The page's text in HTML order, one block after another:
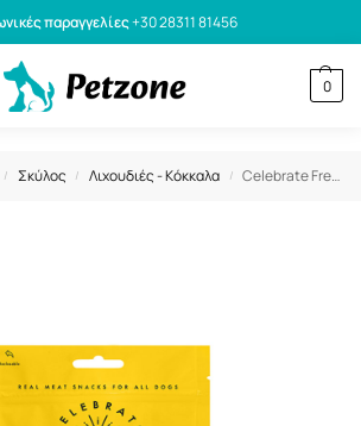
παραγγελίες+30 28311 81456
0
/ Σκύλος / Λιχουδιές - Κόκκαλα / Celebrate Freshness Λιχουδιές Σκύλου Chicken Nuggets Bites 100gr